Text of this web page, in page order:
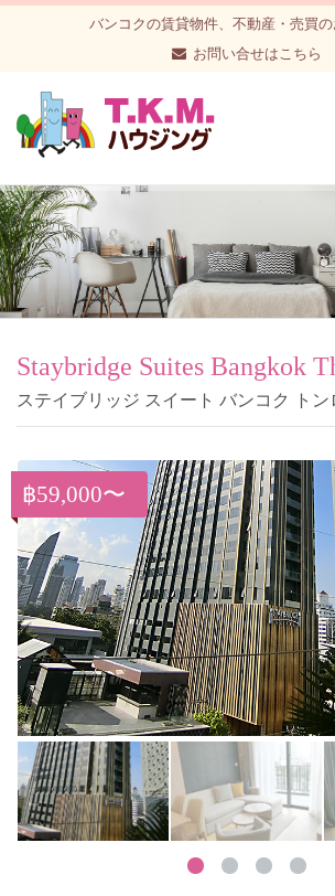
バンコクの賃貸物件、不動産・売買
お問い合せはこちら
Staybridge Suites Bangkok
ステイブリッジ スイート バンコク トン
฿59,000〜